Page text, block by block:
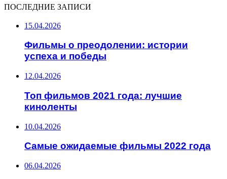
ПОСЛЕДНИЕ ЗАПИСИ
15.04.2026
Фильмы о преодолении: истории
успеха и победы
12.04.2026
Топ фильмов 2021 года: лучшие
киноленты
10.04.2026
Самые ожидаемые фильмы 2022 года
06.04.2026